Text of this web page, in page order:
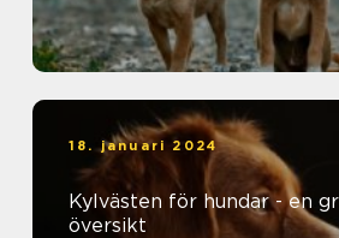
18. januari 2024
Kylvästen för hundar - en
översikt